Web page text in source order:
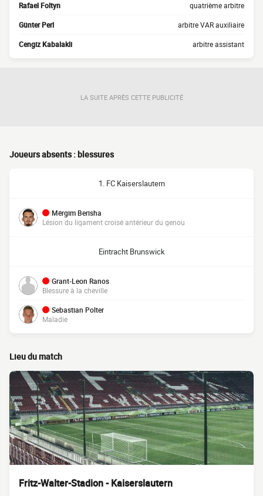
Rafael Foltyn quatrième arbitre
Günter Perl arbitre VAR auxiliaire
Cengiz Kabalakli arbitre assistant
LA SUITE APRÈS CETTE PUBLICITÉ
Joueurs absents : blessures
1. FC Kaiserslautern
Mërgim Berisha
Lésion du ligament croisé antérieur du genou
Eintracht Brunswick
Grant-Leon Ranos
Blessure à la cheville
Sebastian Polter
Maladie
Lieu du match
Fritz-Walter-Stadion - Kaiserslautern